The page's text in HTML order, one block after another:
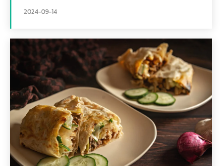
2024-09-14